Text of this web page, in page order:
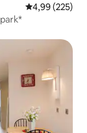
Priemerné
4,99 (225)